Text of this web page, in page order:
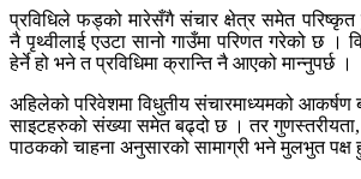
प्रविधिले फड्को मारेसँगै संचार क्षेत्र समेत
नै पृथ्वीलाई एउटा सानो गाउँमा परिणत गरेको छ ।
हेर्ने हो भने त प्रविधिमा क्रान्ति नै आएको मान्नुपर्छ ।
अहिलेको परिवेशमा विधुतीय संचारमाध्यमको
साइटहरुको संख्या समेत बढ्दो छ । तर गुणस्तरीयता,
पाठकको चाहना अनुसारको सामाग्री भने मुलभुत पक्ष